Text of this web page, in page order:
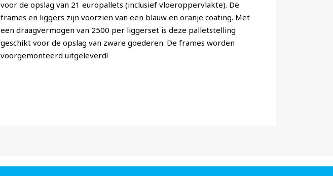
voor de opslag van 21 europallets (inclusief vloeroppervlakte). De
frames en liggers zijn voorzien van een blauw en oranje coating. Met
een draagvermogen van 2500 per liggerset is deze palletstelling
geschikt voor de opslag van zware goederen. De frames worden
voorgemonteerd uitgeleverd!